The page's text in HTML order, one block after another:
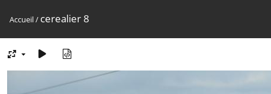
Accueil/ cerealier 8